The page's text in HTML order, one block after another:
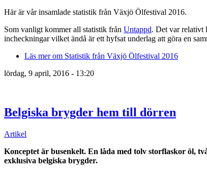
Här är vår insamlade statistik från Växjö Ölfestival 2016.
Som vanligt kommer all statistik från Untappd. Det var relativt
incheckningar vilket ändå är ett hyfsat underlag att göra en
Läs merom Statistik från Växjö Ölfestival 2016
lördag, 9 april, 2016 - 13:20
Belgiska brygder hem till dörren
Artikel
Konceptet är busenkelt. En låda med tolv storflaskor öl,
exklusiva belgiska brygder.